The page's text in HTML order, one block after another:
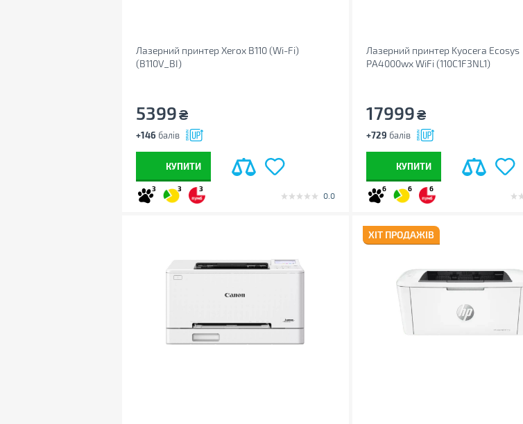
Лазерний принтер Xerox B110 (Wi-Fi)
(B110V_BI)
5399₴
+146 балів
КУПИТИ
3 3 3
0.0
Лазерний принтер Kyocera Ecosys
PA4000wx WiFi (110C1F3NL1)
17999₴
+729 балів
КУПИТИ
6 6 6
ХІТ ПРОДАЖІВ